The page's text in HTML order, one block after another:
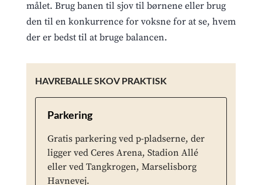
målet. Brug banen til sjov til børnene eller brug
den til en konkurrence for voksne for at se, hvem
der er bedst til at bruge balancen.
HAVREBALLE SKOV PRAKTISK
Parkering
Gratis parkering ved p-pladserne, der
ligger ved Ceres Arena, Stadion Allé
eller ved Tangkrogen, Marselisborg
Havnevej.